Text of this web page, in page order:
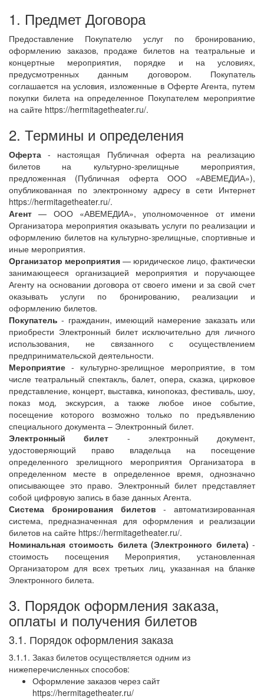
1. Предмет Договора
Предоставление Покупателю услуг по бронированию,
оформлению заказов, продаже билетов на театральные и
концертные мероприятия, порядке и на условиях,
предусмотренных данным договором. Покупатель
соглашается на условия, изложенные в Оферте Агента, путем
покупки билета на определенное Покупателем мероприятие
на сайте https://hermitagetheater.ru/.
2. Термины и определения
Оферта - настоящая Публичная оферта на реализацию
билетов на культурно-зрелищные мероприятия,
предложенная (Публичная оферта ООО «АВЕМЕДИА»),
опубликованная по электронному адресу в сети Интернет
https://hermitagetheater.ru/.
Агент — ООО «АВЕМЕДИА», уполномоченное от имени
Организатора мероприятия оказывать услуги по реализации и
оформлению билетов на культурно-зрелищные, спортивные и
иные мероприятия.
Организатор мероприятия — юридическое лицо, фактически
занимающееся организацией мероприятия и поручающее
Агенту на основании договора от своего имени и за свой счет
оказывать услуги по бронированию, реализации и
оформлению билетов.
Покупатель - гражданин, имеющий намерение заказать или
приобрести Электронный билет исключительно для личного
использования, не связанного с осуществлением
предпринимательской деятельности.
Мероприятие - культурно-зрелищное мероприятие, в том
числе театральный спектакль, балет, опера, сказка, цирковое
представление, концерт, выставка, кинопоказ, фестиваль, шоу,
показ мод, экскурсия, а также любое иное событие,
посещение которого возможно только по предъявлению
специального документа – Электронный билет.
Электронный билет - электронный документ,
удостоверяющий право владельца на посещение
определенного зрелищного мероприятия Организатора в
определенном месте в определенное время, однозначно
описывающее это право. Электронный билет представляет
собой цифровую запись в базе данных Агента.
Система бронирования билетов - автоматизированная
система, предназначенная для оформления и реализации
билетов на сайте https://hermitagetheater.ru/.
Номинальная стоимость билета (Электронного билета) -
стоимость посещения Мероприятия, установленная
Организатором для всех третьих лиц, указанная на бланке
Электронного билета.
3. Порядок оформления заказа,
оплаты и получения билетов
3.1. Порядок оформления заказа
3.1.1. Заказ билетов осуществляется одним из
нижеперечисленных способов:
Оформление заказов через сайт
https://hermitagetheater.ru/